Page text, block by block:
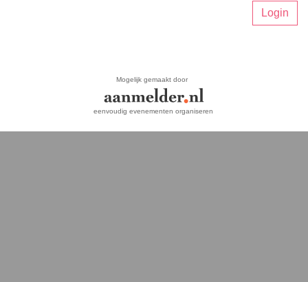
Login
Mogelijk gemaakt door
eenvoudig evenementen organiseren